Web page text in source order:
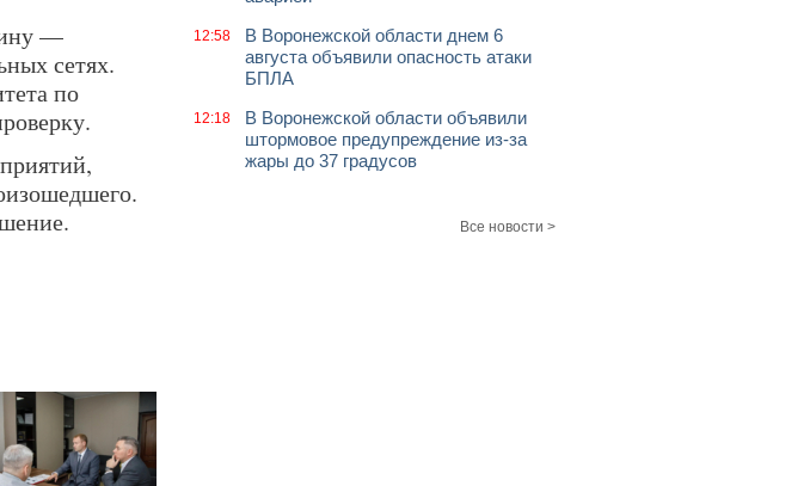
—
сетях.
по
12:58
В Воронежской области днем 6
августа объявили опасность атаки
БПЛА
12:18
В Воронежской области объявили
штормовое предупреждение из-за
жары до 37 градусов
Все новости >